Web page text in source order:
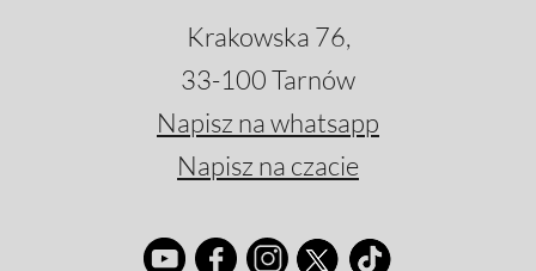
Krakowska 76,
33-100 Tarnów
Napisz na whatsapp
Napisz na czacie